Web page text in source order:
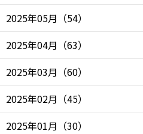
2025年05月 （54）
2025年04月 （63）
2025年03月 （60）
2025年02月 （45）
2025年01月 （30）